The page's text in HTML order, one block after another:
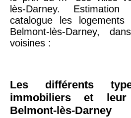
20ème
arrondissement
9 623 €
51100 -Reims 3 036 €
lès-Darney.
catalogue les
Belmont-lès-Darney,
voisines :
Les différents
immobiliers et
Belmont-lès-Darney